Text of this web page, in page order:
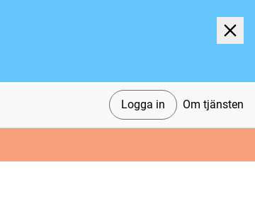
Logga in Om tjänsten